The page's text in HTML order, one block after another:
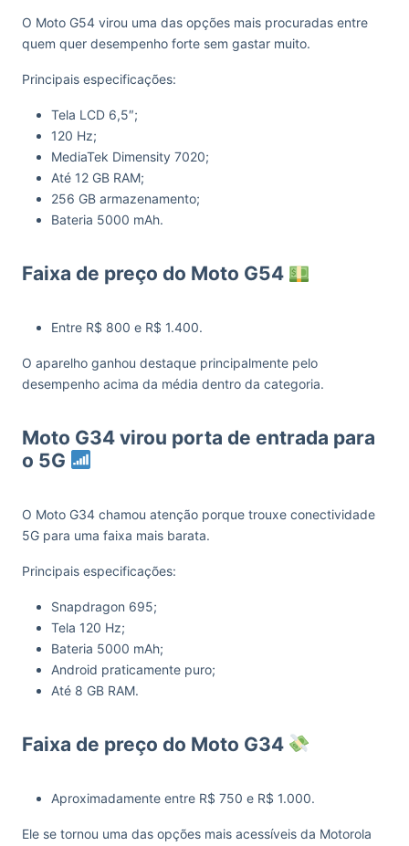
O Moto G54 virou uma das opções mais procuradas entre
quem quer desempenho forte sem gastar muito.
Principais especificações:
Tela LCD 6,5″;
120 Hz;
MediaTek Dimensity 7020;
Até 12 GB RAM;
256 GB armazenamento;
Bateria 5000 mAh.
Faixa de preço do Moto G54
Entre R$ 800 e R$ 1.400.
O aparelho ganhou destaque principalmente pelo
desempenho acima da média dentro da categoria.
Moto G34 virou porta de entrada para
o 5G
O Moto G34 chamou atenção porque trouxe conectividade
5G para uma faixa mais barata.
Principais especificações:
Snapdragon 695;
Tela 120 Hz;
Bateria 5000 mAh;
Android praticamente puro;
Até 8 GB RAM.
Faixa de preço do Moto G34
Aproximadamente entre R$ 750 e R$ 1.000.
Ele se tornou uma das opções mais acessíveis da Motorola